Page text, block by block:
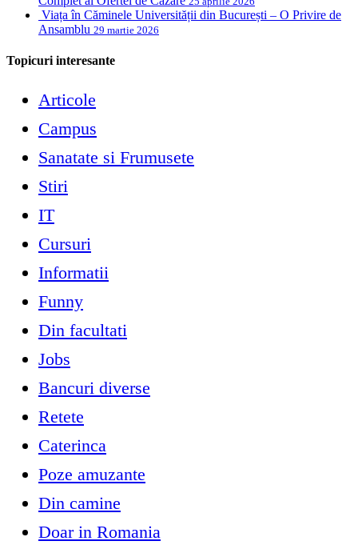
Viața în Căminele Universității din București – O Privire de
Ansamblu 29 martie 2026
Topicuri interesante
Articole
Campus
Sanatate si Frumusete
Stiri
IT
Cursuri
Informatii
Funny
Din facultati
Jobs
Bancuri diverse
Retete
Caterinca
Poze amuzante
Din camine
Doar in Romania